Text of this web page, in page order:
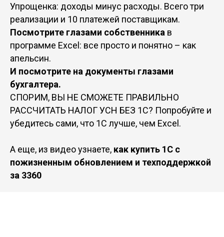
Упрощенка: доходы минус расходы. Всего три
реализации и 10 платежей поставщикам.
Посмотрите глазами собственника в
программе Excel: все просто и понятно – как
апельсин.
И посмотрите на документы глазами
бухгалтера.
СПОРИМ, ВЫ НЕ СМОЖЕТЕ ПРАВИЛЬНО
РАССЧИТАТЬ НАЛОГ УСН БЕЗ 1С? Попробуйте и
убедитесь сами, что 1С лучше, чем Excel.
А еще, из видео узнаете, как купить 1С с
пожизненным обновлением и техподдержкой
за 3360